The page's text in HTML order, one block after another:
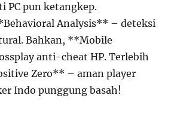
PC pun ketangkep.
Analysis** – deteksi
Bahkan, **Mobile
anti-cheat HP. Terlebih
Zero** – aman player
Indo punggung basah!